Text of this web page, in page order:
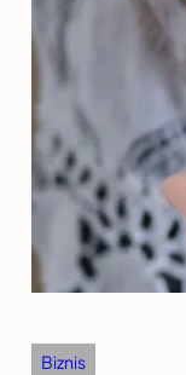
Biznis